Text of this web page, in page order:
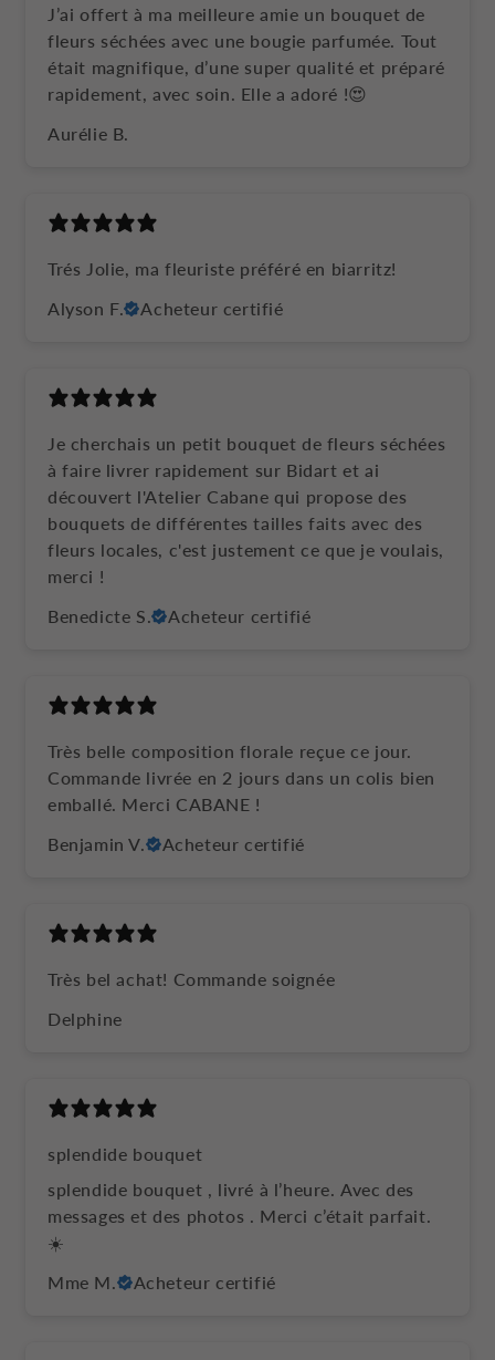
J’ai offert à ma meilleure amie un bouquet de
fleurs séchées avec une bougie parfumée. Tout
était magnifique, d’une super qualité et préparé
rapidement, avec soin. Elle a adoré !😍
Aurélie B.
Trés Jolie, ma fleuriste préféré en biarritz!
Alyson F.
Acheteur certifié
Je cherchais un petit bouquet de fleurs séchées
à faire livrer rapidement sur Bidart et ai
découvert l'Atelier Cabane qui propose des
bouquets de différentes tailles faits avec des
fleurs locales, c'est justement ce que je voulais,
merci !
Benedicte S.
Acheteur certifié
Très belle composition florale reçue ce jour.
Commande livrée en 2 jours dans un colis bien
emballé. Merci CABANE !
Benjamin V.
Acheteur certifié
Très bel achat! Commande soignée
Delphine
splendide bouquet
splendide bouquet , livré à l’heure. Avec des
messages et des photos . Merci c’était parfait.
☀️
Mme M.
Acheteur certifié